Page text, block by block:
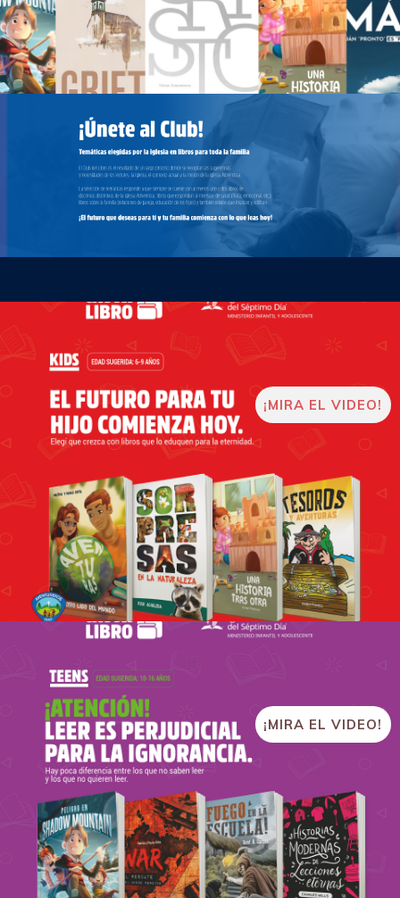
¡MIRA EL VIDEO!
¡MIRA EL VIDEO!